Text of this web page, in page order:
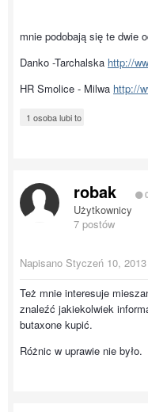
mnie podobają się te dwie
Danko -Tarchalska http://
HR Smolice - Milwa http://
1 osoba lubi to
robak
Użytkownicy
7 postów
Napisano Styczeń 10, 2013
Też mnie interesuje
znaleźć jakiekolwiek
butaxone kupić.
Różnic w uprawie nie było.